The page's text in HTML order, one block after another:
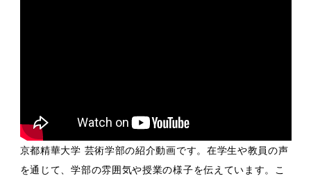
京都精華大学 芸術学部の紹介動画です。在学生や教員の声
を通じて、学部の雰囲気や授業の様子を伝えています。こ